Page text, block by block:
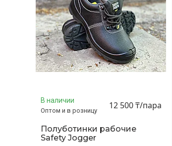
В наличии
Оптом и в розницу 12 500 ₸/пара
Полуботинки рабочие
Safety Jogger